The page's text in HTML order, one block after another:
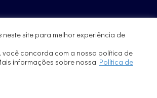
- CEP 13563-120
- Brasil
(Portaria prédio CFBio)
prédio poloTErRA)
neste site para melhor experiência de
você concorda com a nossa política de
informações sobre nossa Política de